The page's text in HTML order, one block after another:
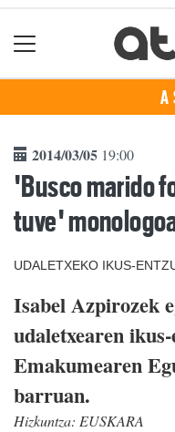
2014/03/05 19:00
'Busco marido
tuve'
UDALETXEKO IKUS-
Isabel Azpirozek
udaletxearen
Emakumearen
barruan.
Hizkuntza: EUSKARA